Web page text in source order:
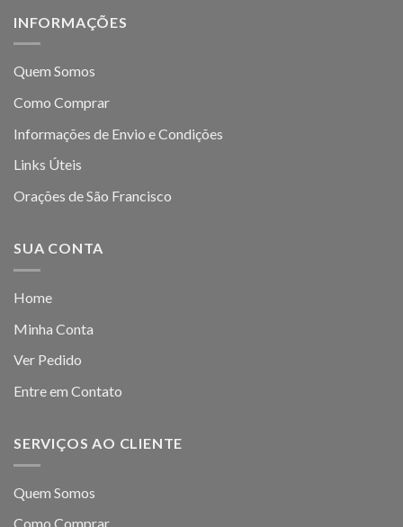
INFORMAÇÕES
Quem Somos
Como Comprar
Informações de Envio e Condições
Links Úteis
Orações de São Francisco
SUA CONTA
Home
Minha Conta
Ver Pedido
Entre em Contato
SERVIÇOS AO CLIENTE
Quem Somos
Como Comprar